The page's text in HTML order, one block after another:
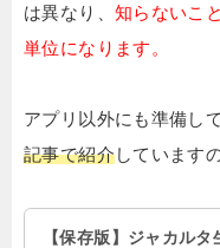
は異なり、 知らないこ
単位になります。
アプリ以外にも準備し
記事で紹介しています
【保存版】ジャカル